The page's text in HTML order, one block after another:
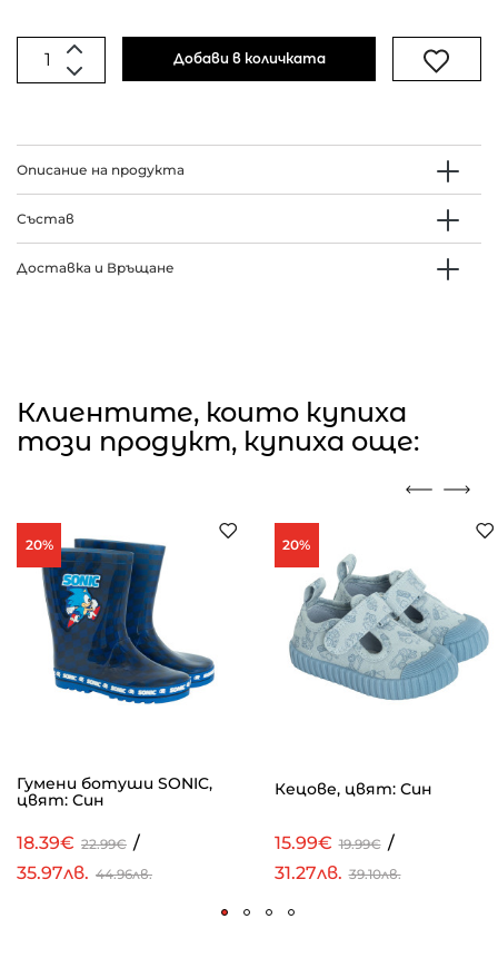
Добави в количката
Описание на продукта
Състав
Доставка и Връщане
Клиентите, които купиха
този продукт, купиха още:
20%
Гумени ботуши SONIC,
цвят: Син
18.39€ 22.99€ /
35.97лв. 44.96лв.
20%
Кецове, цвят: Син
15.99€ 19.99€ /
31.27лв. 39.10лв.